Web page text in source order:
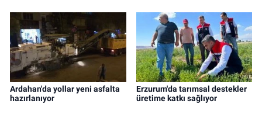
Ardahan'da yollar yeni asfalta
hazırlanıyor
Erzurum'da tarımsal destekler
üretime katkı sağlıyor